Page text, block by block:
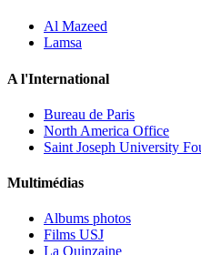
Al Mazeed
Lamsa
A l'International
Bureau de Paris
North America Office
Saint Joseph University
Multimédias
Albums photos
Films USJ
La Quinzaine